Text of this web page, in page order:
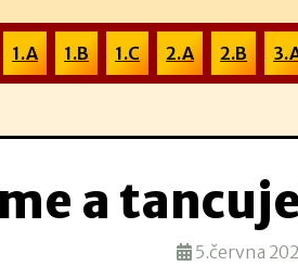
1.A 1.B 1.C 2.A 2.B
a
5.června